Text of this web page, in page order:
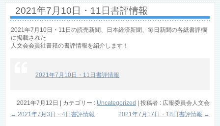
ン
へ
2021年7月10日・11日書評情報
2021年7月10日・11日の読売新聞、日本経済新聞、毎日新聞の各紙書評欄
に掲載された
人文会会員社書籍の書評情報を紹介します！
2021年7月10日・11日書評情報
2021年7月12日 | カテゴリー : Uncategorized | 投稿者 : 広報委員会人文会
← 2021年7月3日・4日書評情報 2021年7月17日・18日書評情報 →